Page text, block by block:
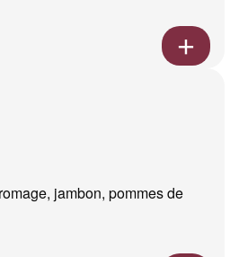
jambon, pommes de